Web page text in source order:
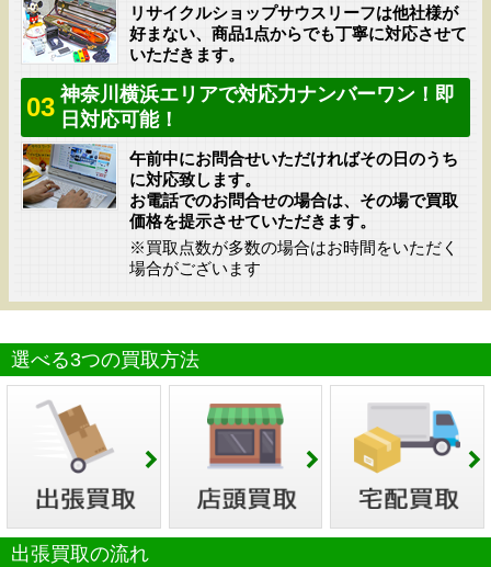
リサイクルショップサウスリーフは他社様が
好まない、商品1点からでも丁寧に対応させて
いただきます。
03 神奈川横浜エリアで対応力ナンバーワン！即
日対応可能！
午前中にお問合せいただければその日のうち
に対応致します。
お電話でのお問合せの場合は、その場で買取
価格を提示させていただきます。
※買取点数が多数の場合はお時間をいただく
場合がございます
選べる3つの買取方法
出張買取の流れ